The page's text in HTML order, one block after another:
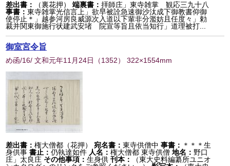
差出書： （裏花押） 端裏書：拝師庄」東寺雑掌 観応三九十八
事書：東寺雑掌光信言上」欲早被詮急速御沙汰成下御教書仰御
使停止＊」越参河房良威源次入道以下輩非分濫妨且任度々」勅
裁并関東御施行状建武安堵 院宣等旨且依当知行」道理被打...
御室宮令旨
め函/16/ 文和元年11月24日 （1352） 322×1554mm
差出書：権大僧都（花押） 宛名書：東寺供僧中 事書： ＊＊＊生
身供事 書止：仍執達如件 人名：権大僧都 東寺供僧 地名： 野口
庄」太良庄 その他事項：生身供 刊本：
（東大史料編纂所ユニオ